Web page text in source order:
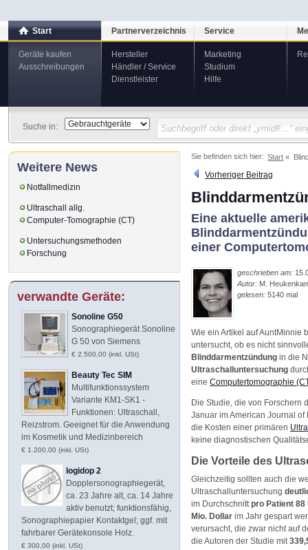
Start
Geräte kaufen
Ausschreibungen
Partnerverzeichnis
Hersteller
Händler / Service
Dienstleister
Service
Marketing
Studium
Hilfe
Suche in:
Sie befinden sich hier: Start
Vorheriger Beitrag
Eine aktuelle
einer
geschrieben am:
Autor: M.
gelesen: 5140 mal
Wie ein Artikel auf AuntMinnie
untersucht, ob es nicht
Blinddarmentzündung in die
Ultraschalluntersuchung
eine Computertomographie
Die Studie, die von Forschern
Januar im American Journal
die Kosten einer primären
keine diagnostischen
Die Vorteile des
Gleichzeitig sollten auch die
Ultraschalluntersuchung
im Durchschnittpro Patient 88
Mio. Dollar im Jahr gespart
verursacht, die zwar nicht auf
die Autoren der Studie mit
Weitere News
Notfallmedizin
Ultraschall allg.
Computer-Tomographie (CT)
Untersuchungsmethoden
Forschung
verwandte Geräte:
Sonoline G50
Sonographiegerät Sonoline
G 50 von Siemens
€ 2.500,00 (inkl. USt)
Beauty Tec SIM
Multifunktionssystem
Variante KM1-SK1 -
Funktionen: Ultraschall,
Reizstrom. Geeignet für die Anwendung
im Kosmetik und Medizinbereich
€ 1.200,00 (inkl. USt)
logidop 2
Dopplersonographiegerät,
ca. 23 Jahre alt, ca. 14 Jahre
aktiv benutzt; funktionsfähig,
Sonographiepapier Kontaktgel; ggf. mit
fahrbarer Gerätekonsole Holz.
€ 300,00 (inkl. USt)